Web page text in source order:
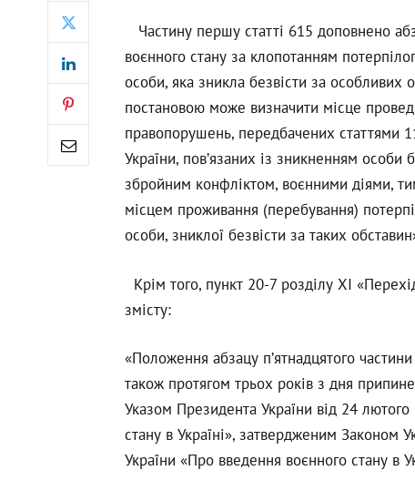
Частину першу статті 615 доповнено
воєнного стану за клопотанням
особи, яка зникла безвісти за
постановою може визначити місце
правопорушень, передбачених статтями
України, пов’язаних із зникненням особи
збройним конфліктом, воєнними діями,
місцем проживання (перебування)
особи, зниклої безвісти за таких
Крім того, пункт 20-7 розділу ХІ
змісту:
«Положення абзацу п’ятнадцятого
також протягом трьох років з дня
Указом Президента України від 24
стану в Україні», затвердженим Законом
України «Про введення воєнного стану в